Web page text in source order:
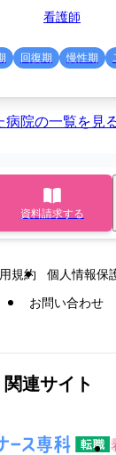
看護師
回復期 慢性期
病院の一覧を見
資料請求する
規約 個人情報保
お問い合わせ
関連サイト